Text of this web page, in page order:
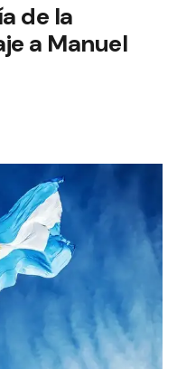
de la
a Manuel